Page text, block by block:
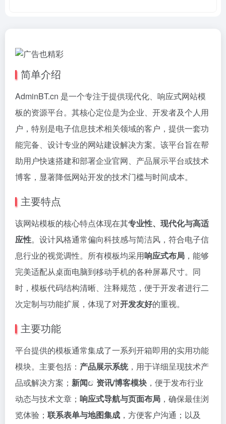
简单介绍
AdminBT.cn 是一个专注于提供现代化、响应式网站模
板的资源平台。其核心定位是为企业、开发者及个人用
户，特别是电子信息技术相关领域的客户，提供一套功
能完备、设计专业的网站建设解决方案。该平台旨在帮
助用户快速搭建和部署企业官网、产品展示平台或技术
博客，显著降低网站开发的技术门槛与时间成本。
主要特点
该网站模板的核心特点体现在其专业性、现代化与高适
应性。设计风格通常偏向科技感与简洁风，符合电子信
息行业的视觉调性。所有模板均采用响应式布局 ，能够
完美适配从桌面电脑到移动手机的各种屏幕尺寸。同
时，模板代码结构清晰、注释规范，便于开发者进行二
次定制与功能扩展，体现了对开发友好的重视。
主要功能
平台提供的模板通常集成了一系列开箱即用的实用功能
模块。主要包括： 产品展示系统，用于详细呈现技术产
品或解决方案； 新闻 资讯/博客模块 ，便于发布行业
动态与技术文章； 响应式导航与页面布局 ，确保最佳浏
览体验； 联系表单与地图集成 ，方便客户沟通；以及